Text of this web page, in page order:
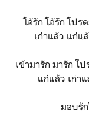
โอ้รัก โอ้รัก โปร
เก่าแล้ว แก่แ
เข้ามารัก มารัก โ
แก่แล้ว เก่า
มอบรัก